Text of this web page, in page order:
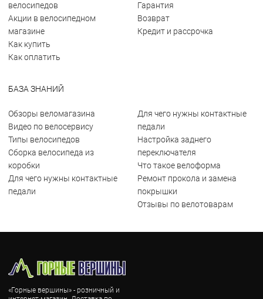
велосипедов
Акции в велосипедном
магазине
Как купить
Как оплатить
Гарантия
Возврат
Кредит и рассрочка
БАЗА ЗНАНИЙ
Обзоры веломагазина
Видео по велосервису
Типы велосипедов
Сборка велосипеда из
коробки
Для чего нужны контактные
педали
Для чего нужны контактные
педали
Настройка заднего
переключателя
Что такое велоформа
Ремонт прокола и замена
покрышки
Отзывы по велотоварам
«Горные вершины» - розничный и